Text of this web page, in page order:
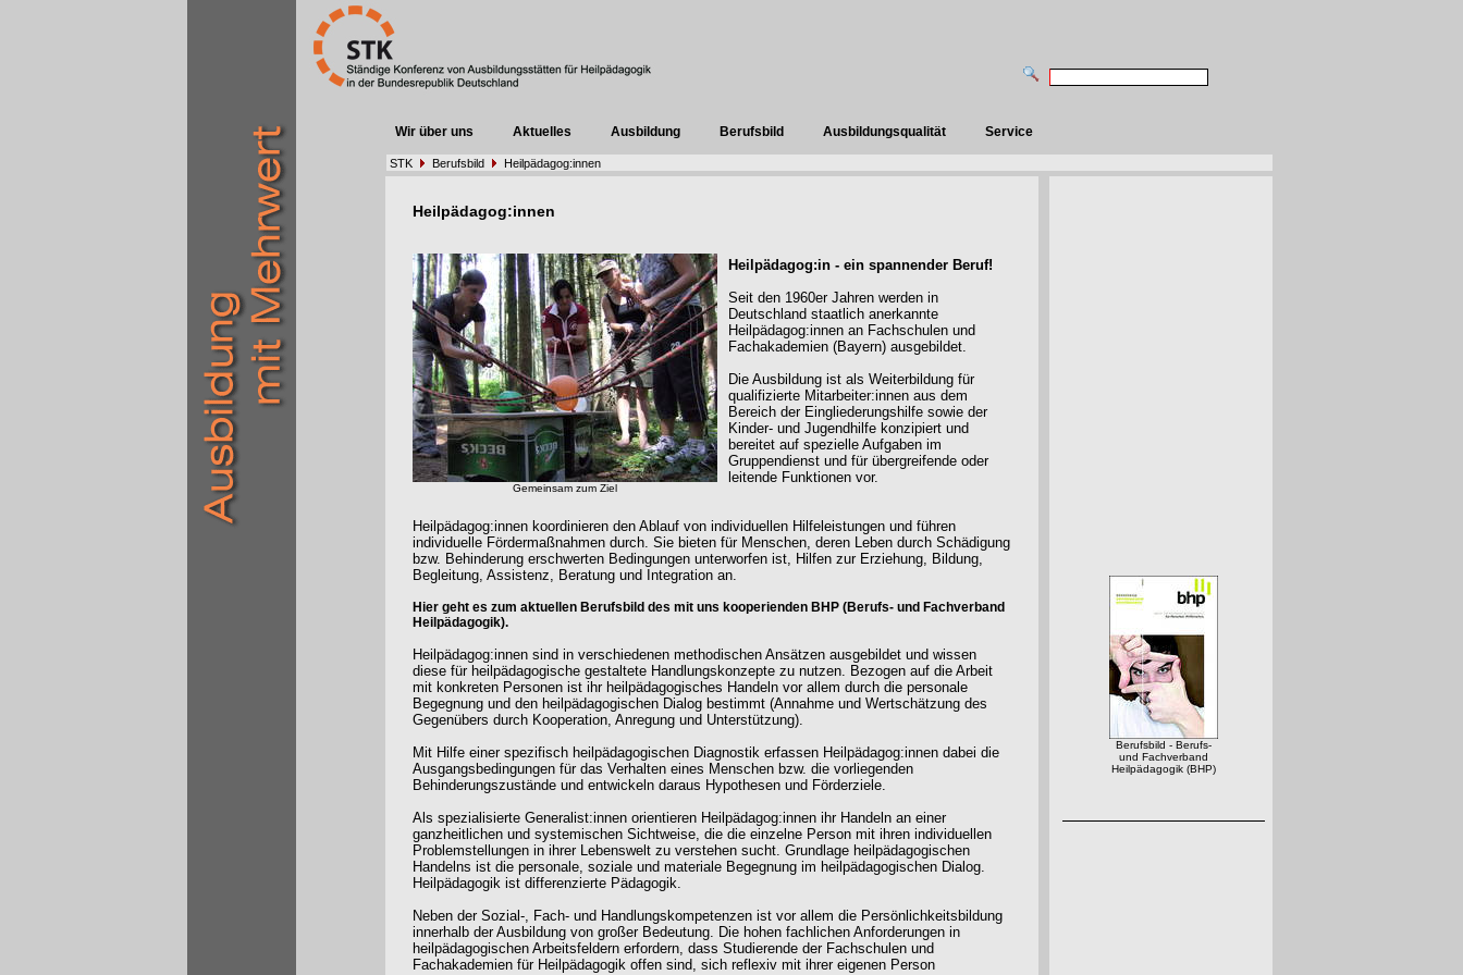
Wir über uns Aktuelles Ausbildung Berufsbild Ausbildungsqualität Service
STK Berufsbild Heilpädagog:innen
Heilpädagog:innen
Gemeinsam zum Ziel
Heilpädagog:in - ein spannender Beruf!
Seit den 1960er Jahren werden in
Deutschland staatlich anerkannte
Heilpädagog:innen an Fachschulen und
Fachakademien (Bayern) ausgebildet.
Die Ausbildung ist als Weiterbildung für
qualifizierte Mitarbeiter:innen aus dem
Bereich der Eingliederungshilfe sowie der
Kinder- und Jugendhilfe konzipiert und
bereitet auf spezielle Aufgaben im
Gruppendienst und für übergreifende oder
leitende Funktionen vor.
Heilpädagog:innen koordinieren den Ablauf von individuellen Hilfeleistungen und führen
individuelle Fördermaßnahmen durch. Sie bieten für Menschen, deren Leben durch Schädigung
bzw. Behinderung erschwerten Bedingungen unterworfen ist, Hilfen zur Erziehung, Bildung,
Begleitung, Assistenz, Beratung und Integration an.
Hier geht es zum aktuellen Berufsbild des mit uns kooperienden BHP (Berufs- und Fachverband
Heilpädagogik).
Heilpädagog:innen sind in verschiedenen methodischen Ansätzen ausgebildet und wissen
diese für heilpädagogische gestaltete Handlungskonzepte zu nutzen. Bezogen auf die Arbeit
mit konkreten Personen ist ihr heilpädagogisches Handeln vor allem durch die personale
Begegnung und den heilpädagogischen Dialog bestimmt (Annahme und Wertschätzung des
Gegenübers durch Kooperation, Anregung und Unterstützung).
Mit Hilfe einer spezifisch heilpädagogischen Diagnostik erfassen Heilpädagog:innen dabei die
Ausgangsbedingungen für das Verhalten eines Menschen bzw. die vorliegenden
Behinderungszustände und entwickeln daraus Hypothesen und Förderziele.
Als spezialisierte Generalist:innen orientieren Heilpädagog:innen ihr Handeln an einer
ganzheitlichen und systemischen Sichtweise, die die einzelne Person mit ihren individuellen
Problemstellungen in ihrer Lebenswelt zu verstehen sucht. Grundlage heilpädagogischen
Handelns ist die personale, soziale und materiale Begegnung im heilpädagogischen Dialog.
Heilpädagogik ist differenzierte Pädagogik.
Neben der Sozial-, Fach- und Handlungskompetenzen ist vor allem die Persönlichkeitsbildung
innerhalb der Ausbildung von großer Bedeutung. Die hohen fachlichen Anforderungen in
heilpädagogischen Arbeitsfeldern erfordern, dass Studierende der Fachschulen und
Fachakademien für Heilpädagogik offen sind, sich reflexiv mit ihrer eigenen Person
Berufsbild - Berufs-
und Fachverband
Heilpädagogik (BHP)